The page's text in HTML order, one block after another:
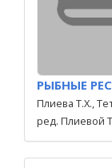
РЫБНЫЕ
Плиева Т.Х.,
ред. Плиевой